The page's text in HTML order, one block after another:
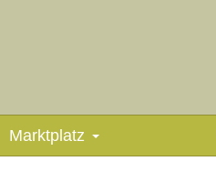
Marktplatz